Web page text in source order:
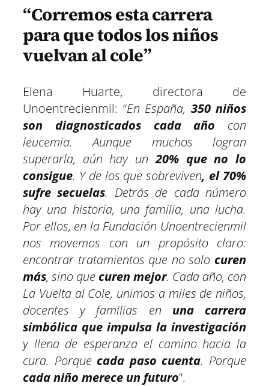
“Corremos esta carrera
para que todos los niños
vuelvan al cole”
Elena Huarte, directora de
Unoentrecienmil: “En España, 350 niños
son diagnosticados cada año con
leucemia. Aunque muchos logran
superarla, aún hay un20% que no lo
consigue. Y de los que sobreviven, el 70%
sufre secuelas. Detrás de cada número
hay una historia, una familia, una lucha.
Por ellos, en la Fundación Unoentrecienmil
nos movemos con un propósito claro:
encontrar tratamientos que no solo curen
más, sino que curen mejor. Cada año, con
La Vuelta al Cole, unimos a miles de niños,
docentes y familias en una carrera
simbólica que impulsa la investigación
y llena de esperanza el camino hacia la
cura. Porque cada paso cuenta. Porque
cada niño merece un futuro”.